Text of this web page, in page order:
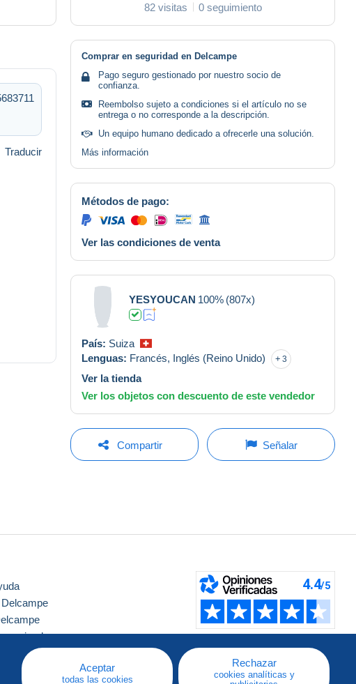
82 visitas 0 seguimiento
Traducir
Comprar en seguridad en Delcampe
Pago seguro gestionado por nuestro socio de
confianza.
Reembolso sujeto a condiciones si el artículo no se
entrega o no corresponde a la descripción.
Un equipo humano dedicado a ofrecerle una solución.
Más información
Métodos de pago:
Ver las condiciones de venta
YESYOUCAN 100% (807x)
País: Suiza
Lenguas: Francés, Inglés (Reino Unido) 3
Ver la tienda
Ver los objetos con descuento de este vendedor
Compartir Señalar
Aceptar
todas las cookies
Rechazar
cookies analíticas y